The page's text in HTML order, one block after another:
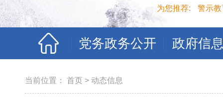
为您推荐: 警示教
党务政务公开 政府信
当前位置： 首页 > 动态信息